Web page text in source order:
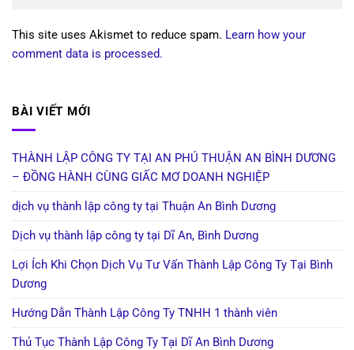
This site uses Akismet to reduce spam. Learn how your
comment data is processed.
BÀI VIẾT MỚI
THÀNH LẬP CÔNG TY TẠI AN PHÚ THUẬN AN BÌNH DƯƠNG
– ĐỒNG HÀNH CÙNG GIẤC MƠ DOANH NGHIỆP
dịch vụ thành lập công ty tại Thuận An Bình Dương
Dịch vụ thành lập công ty tại Dĩ An, Bình Dương
Lợi Ích Khi Chọn Dịch Vụ Tư Vấn Thành Lập Công Ty Tại Bình
Dương
Hướng Dẫn Thành Lập Công Ty TNHH 1 thành viên
Thủ Tục Thành Lập Công Ty Tại Dĩ An Bình Dương